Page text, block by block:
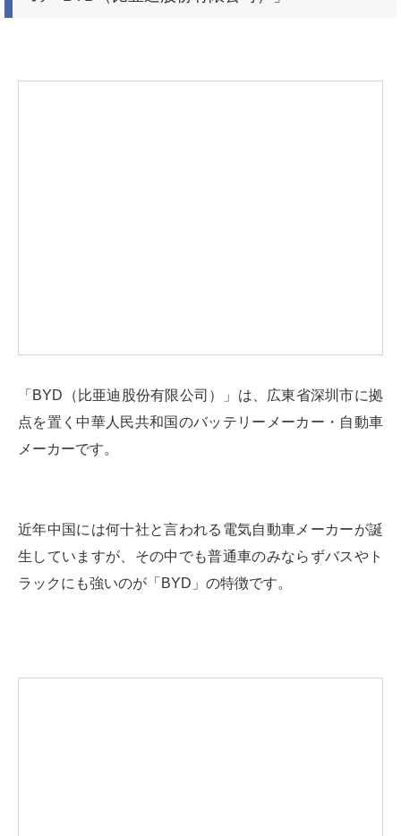
「BYD（比亜迪股份有限公司）」は、広東省深圳市に拠
点を置く中華人民共和国のバッテリーメーカー・自動車
メーカーです。
近年中国には何十社と言われる電気自動車メーカーが誕
生していますが、その中でも普通車のみならずバスやト
ラックにも強いのが「BYD」の特徴です。